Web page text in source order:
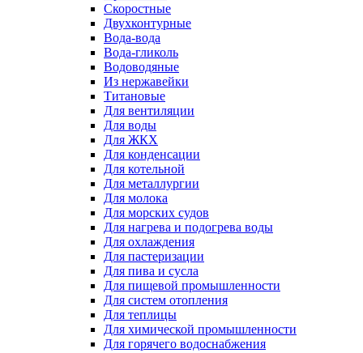
Скоростные
Двухконтурные
Вода-вода
Вода-гликоль
Водоводяные
Из нержавейки
Титановые
Для вентиляции
Для воды
Для ЖКХ
Для конденсации
Для котельной
Для металлургии
Для молока
Для морских судов
Для нагрева и подогрева воды
Для охлаждения
Для пастеризации
Для пива и сусла
Для пищевой промышленности
Для систем отопления
Для теплицы
Для химической промышленности
Для горячего водоснабжения